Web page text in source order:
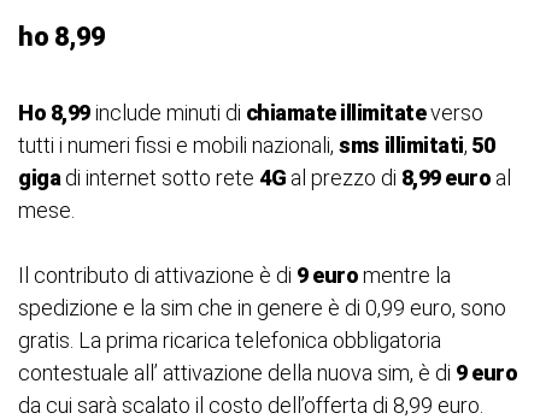
ho 8,99
Ho 8,99include minuti di chiamate illimitateverso
tutti i numeri fissi e mobili nazionali, sms illimitati, 50
giga di internet sotto rete 4G al prezzo di 8,99 euro al
mese.
Il contributo di attivazione è di 9 euromentre la
spedizione e la sim che in genere è di 0,99 euro, sono
gratis. La prima ricarica telefonica obbligatoria
contestuale all’ attivazione della nuova sim, è di 9 euro
da cui sarà scalato il costo dell’offerta di 8,99 euro.